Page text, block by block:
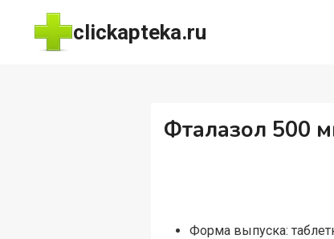
Перейти
содержимому
clickapteka.ru
Фталазол 500
Форма выпуска: